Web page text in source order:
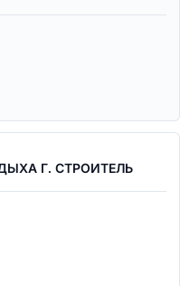
Г. СТРОИТЕЛЬ